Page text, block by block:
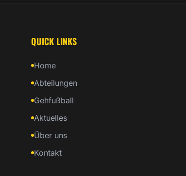
QUICK LINKS
Home
Abteilungen
Gehfußball
Aktuelles
Über uns
Kontakt